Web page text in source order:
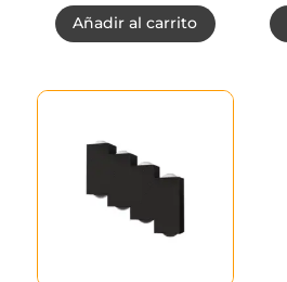
Añadir al carrito